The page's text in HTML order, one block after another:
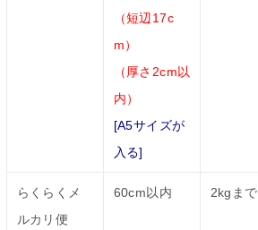
（短辺17c
m）
（厚さ2cm以
内）
[A5サイズが
入る]
らくらくメ
ルカリ便
60cm以内 2kgまで